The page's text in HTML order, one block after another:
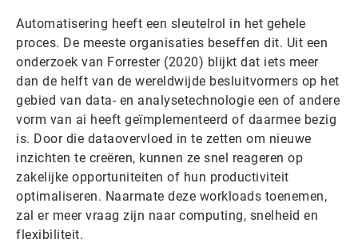
Automatisering heeft een sleutelrol in het gehele
proces. De meeste organisaties beseffen dit. Uit een
onderzoek van Forrester (2020) blijkt dat iets meer
dan de helft van de wereldwijde besluitvormers op het
gebied van data- en analysetechnologie een of andere
vorm van ai heeft geïmplementeerd of daarmee bezig
is. Door die dataovervloed in te zetten om nieuwe
inzichten te creëren, kunnen ze snel reageren op
zakelijke opportuniteiten of hun productiviteit
optimaliseren. Naarmate deze workloads toenemen,
zal er meer vraag zijn naar computing, snelheid en
flexibiliteit.